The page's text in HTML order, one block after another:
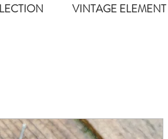
VINTAGE